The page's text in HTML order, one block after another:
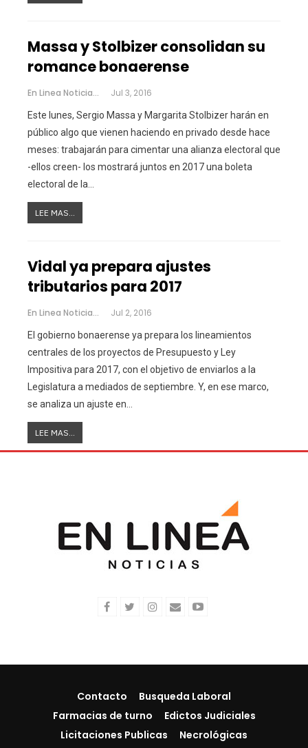
Massa y Stolbizer consolidan su
romance bonaerense
En Linea Noticias Jul 3, 2016
Este lunes, Sergio Massa y Margarita Stolbizer harán en
público algo que vienen haciendo en privado desde hace
meses: trabajarán para cimentar una alianza electoral que
-ellos creen- los mostrará juntos en 2017 una boleta
electoral de la…
LEE MAS...
Vidal ya prepara ajustes
tributarios para 2017
En Linea Noticias Jul 2, 2016
El gobierno bonaerense ya prepara los lineamientos
centrales de los proyectos de Presupuesto y Ley
Impositiva para 2017, con el objetivo de enviarlos a la
Legislatura a mediados de septiembre. Y, en ese marco,
se analiza un ajuste en…
LEE MAS...
Contacto
Busqueda Laboral
Farmacias de turno
Edictos Judiciales
Licitaciones Publicas
Necrológicas